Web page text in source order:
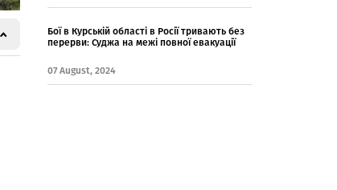
Бої в Курській області в Росії тривають без
перерви: Суджа на межі повної евакуації
07 August, 2024